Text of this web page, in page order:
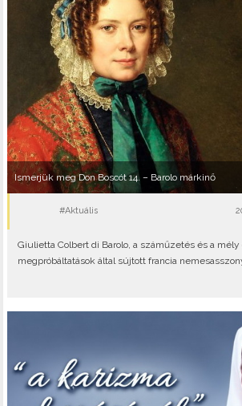
Ismerjük meg Don Boscót 14. – Barolo márkinő
#Aktuális
Giulietta Colbert di Barolo, a száműzetés és a mély
megpróbáltatások által sújtott francia